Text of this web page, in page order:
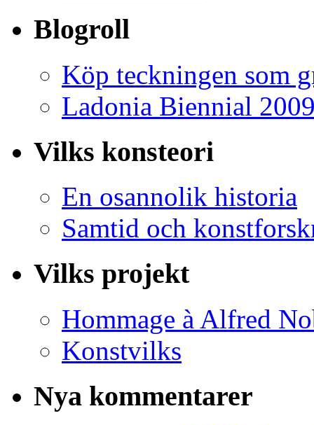
Blogroll
Köp teckningen som
Ladonia Biennial
Vilks konsteori
En osannolik historia
Samtid och
Vilks projekt
Hommage à Alfred
Konstvilks
Nya kommentarer